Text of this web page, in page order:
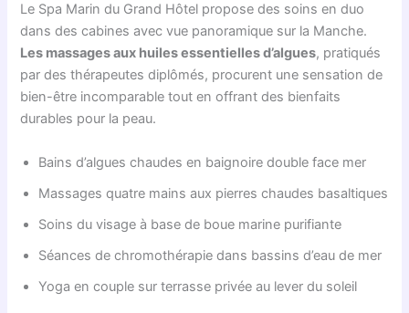
Le Spa Marin du Grand Hôtel propose des soins en duo
dans des cabines avec vue panoramique sur la Manche.
Les massages aux huiles essentielles d’algues, pratiqués
par des thérapeutes diplômés, procurent une sensation de
bien-être incomparable tout en offrant des bienfaits
durables pour la peau.
Bains d’algues chaudes en baignoire double face mer
Massages quatre mains aux pierres chaudes basaltiques
Soins du visage à base de boue marine purifiante
Séances de chromothérapie dans bassins d’eau de mer
Yoga en couple sur terrasse privée au lever du soleil